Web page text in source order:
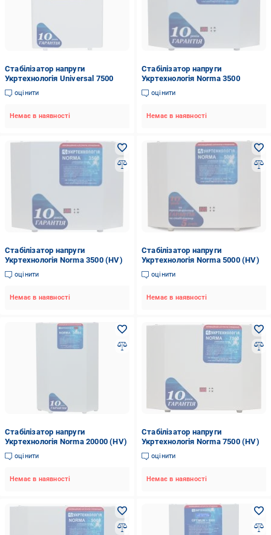
Стабілізатор напруги
Укртехнологія Universal 7500
оцінити
Немає в наявності
Стабілізатор напруги
Укртехнологія Norma 3500
оцінити
Немає в наявності
Стабілізатор напруги
Укртехнологія Norma 3500 (HV)
оцінити
Немає в наявності
Стабілізатор напруги
Укртехнологія Norma 5000 (HV)
оцінити
Немає в наявності
Стабілізатор напруги
Укртехнологія Norma 20000 (HV)
оцінити
Немає в наявності
Стабілізатор напруги
Укртехнологія Norma 7500 (HV)
оцінити
Немає в наявності